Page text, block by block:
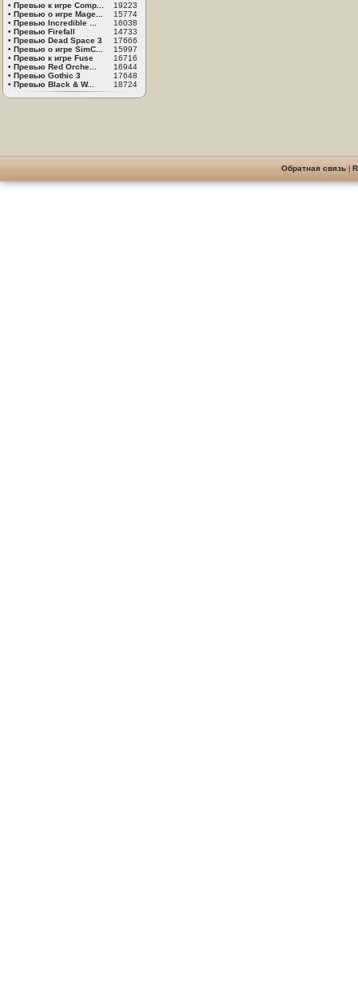
• Превью к игре Comp...
19223
• Превью о игре Mage...
15774
• Превью Incredible ...
16038
• Превью Firefall
14733
• Превью Dead Space 3
17666
• Превью о игре SimC...
15997
• Превью к игре Fuse
16716
• Превью Red Orche...
16944
• Превью Gothic 3
17648
• Превью Black & W... 18724
Обратная связь